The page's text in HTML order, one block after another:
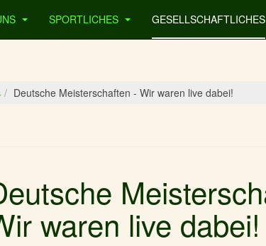
SPORTLICHES GESELLSCHAFTLICHES
Deutsche Meisterschaften - Wir waren live dabei!
waren live dabei!